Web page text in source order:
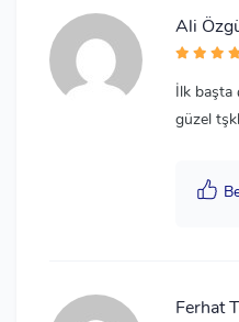
Ali
İlk başta
güzel
Ferhat